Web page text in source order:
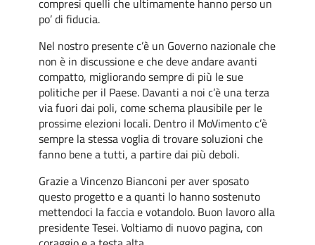
compresi quelli che ultimamente hanno perso un
po’ di fiducia.
Nel nostro presente c’è un Governo nazionale che
non è in discussione e che deve andare avanti
compatto, migliorando sempre di più le sue
politiche per il Paese. Davanti a noi c’è una terza
via fuori dai poli, come schema plausibile per le
prossime elezioni locali. Dentro il MoVimento c’è
sempre la stessa voglia di trovare soluzioni che
fanno bene a tutti, a partire dai più deboli.
Grazie a Vincenzo Bianconi per aver sposato
questo progetto e a quanti lo hanno sostenuto
mettendoci la faccia e votandolo. Buon lavoro alla
presidente Tesei. Voltiamo di nuovo pagina, con